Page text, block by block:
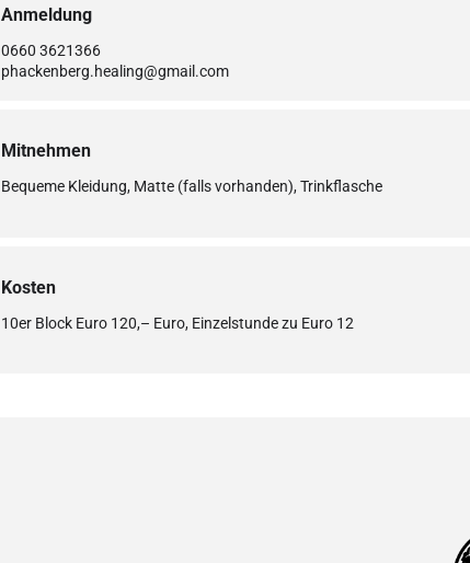
Anmeldung
0660 3621366
phackenberg.healing@gmail.com
Mitnehmen
Bequeme Kleidung, Matte (falls vorhanden), Trinkflasche
Kosten
10er Block Euro 120,– Euro, Einzelstunde zu Euro 12